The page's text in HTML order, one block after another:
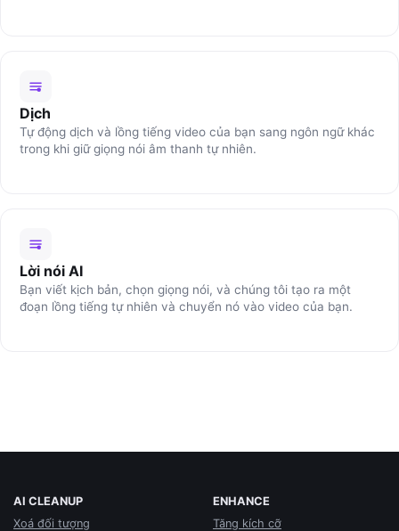
Dịch
Tự động dịch và lồng tiếng video của bạn sang ngôn ngữ khác
trong khi giữ giọng nói âm thanh tự nhiên.
Lời nói AI
Bạn viết kịch bản, chọn giọng nói, và chúng tôi tạo ra một
đoạn lồng tiếng tự nhiên và chuyển nó vào video của bạn.
AI CLEANUP
Xoá đối tượng
ENHANCE
Tăng kích cỡ